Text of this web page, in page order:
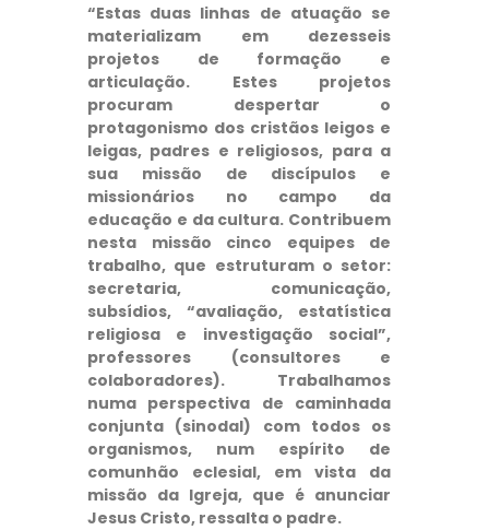
“Estas duas linhas de atuação se
materializam em dezesseis
projetos de formação e
articulação. Estes projetos
procuram despertar o
protagonismo dos cristãos leigos e
leigas, padres e religiosos, para a
sua missão de discípulos e
missionários no campo da
educação e da cultura. Contribuem
nesta missão cinco equipes de
trabalho, que estruturam o setor:
secretaria, comunicação,
subsídios, “avaliação, estatística
religiosa e investigação social”,
professores (consultores e
colaboradores). Trabalhamos
numa perspectiva de caminhada
conjunta (sinodal) com todos os
organismos, num espírito de
comunhão eclesial, em vista da
missão da Igreja, que é anunciar
Jesus Cristo, ressalta o padre.